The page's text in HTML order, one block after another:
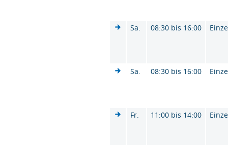
Sa. 08:30 bis 16:00
Sa. 08:30 bis 16:00
Fr. 11:00 bis 14:00